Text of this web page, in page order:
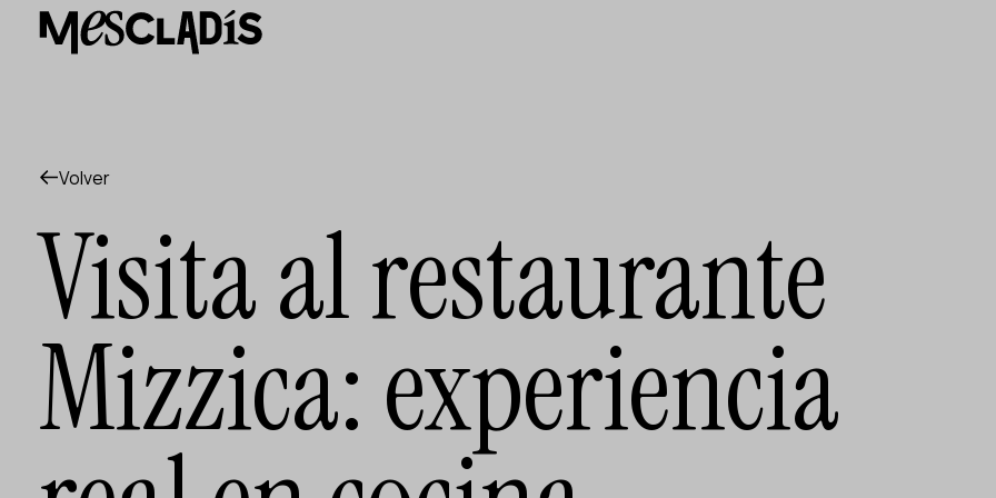
Productora social
Agenda
Nuestros talleres
Contacto
Volver
Visita al restaurante
Mizzica: experiencia